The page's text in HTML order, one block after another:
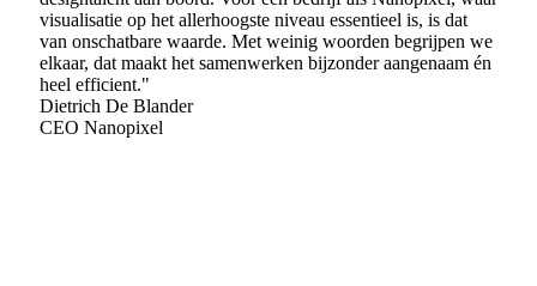
visualisatie op het allerhoogste niveau essentieel is, is dat
van onschatbare waarde. Met weinig woorden begrijpen we
elkaar, dat maakt het samenwerken bijzonder aangenaam én
heel efficient."
Dietrich De Blander
CEO Nanopixel